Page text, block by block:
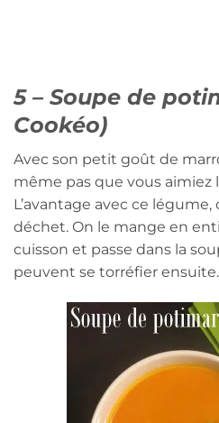
5 – Soupe de
Cookéo)
Avec son petit goût de
même pas que vous aimiez
L’avantage avec ce légume,
déchet. On le mange en
cuisson et passe dans la
peuvent se torréfier ensuite.